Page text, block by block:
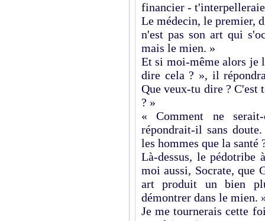
financier -
Le médecin, le premier,
n'est pas son art qui
mais le mien. »
Et si moi-même alors je
dire cela ? », il
Que veux-tu dire ? C'est
? »
« Comment ne
répondrait-il sans
les hommes que la santé
Là-dessus, le pédotribe
moi aussi, Socrate, que
art produit un bien
démontrer dans le mien.
Je me tournerais cette